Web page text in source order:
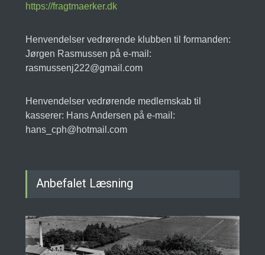
https://fragtmaerker.dk
Henvendelser vedrørende klubben til formanden:
Jørgen Rasmussen på e-mail:
rasmussenj222@gmail.com
Henvendelser vedrørende medlemskab til
kasserer: Hans Andersen på e-mail:
hans_cph@hotmail.com
Anbefalet Læsning